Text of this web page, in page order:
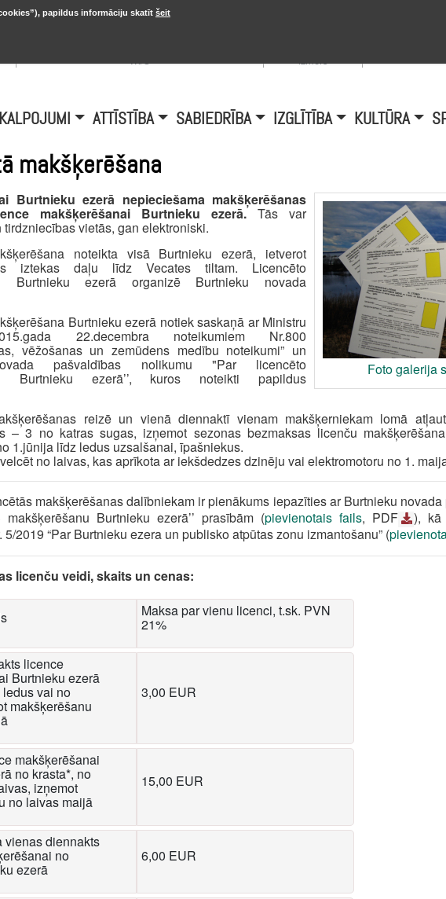
m/s
izmērs
ATTĪSTĪBA SABIEDRĪBA IZGLĪTĪBA KULTŪRA
makšķerēšana
Foto galerija
Burtnieku ezerā nepieciešama makšķerēšanas
makšķerēšanai Burtnieku ezerā. Tās var
vietās, gan elektroniski.
noteikta visā Burtnieku ezerā, ietverot
iztekas daļu līdz Vecates tiltam. Licencēto
Burtnieku ezerā organizē Burtnieku novada
Burtnieku ezerā notiek saskaņā ar Ministru
22.decembra noteikumiem Nr.800
vēžošanas un zemūdens medību noteikumi” un
pašvaldības nolikumu "Par licencēto
Burtnieku ezerā’’, kuros noteikti papildus
reizē un vienā diennaktī vienam makšķerniekam lomā
– 3 no katras sugas, izņemot sezonas bezmaksas licenču
1.jūnija līdz ledus uzsalšanai, īpašniekus.
no laivas, kas aprīkota ar iekšdedzes dzinēju vai elektromotoru no 1.
makšķerēšanas dalībniekam ir pienākums iepazīties ar Burtnieku
Burtnieku ezerā’’ prasībām (pievienotais fails, PDF
), kā
5/2019 “Par Burtnieku ezera un publisko atpūtas zonu izmantošanu” (
licenču veidi, skaits un cenas:
Maksa par vienu licenci, t.sk. PVN
21%
licence
Burtnieku ezerā
ledus vai no
makšķerēšanu
3,00 EUR
makšķerēšanai
no krasta*, no
izņemot
no laivas maijā
15,00 EUR
vienas diennakts
no
ezerā
6,00 EUR
papildus informāciju skatīt šeit